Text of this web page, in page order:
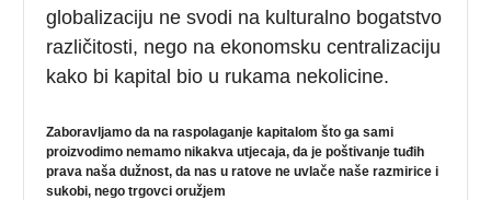
globalizaciju ne svodi na kulturalno bogatstvo
različitosti, nego na ekonomsku centralizaciju
kako bi kapital bio u rukama nekolicine.
Zaboravljamo da na raspolaganje kapitalom što ga sami
proizvodimo nemamo nikakva utjecaja, da je poštivanje tuđih
prava naša dužnost, da nas u ratove ne uvlače naše razmirice i
sukobi, nego trgovci oružjem